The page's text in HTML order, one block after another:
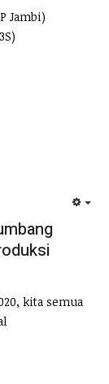
Jambi)
kita semua